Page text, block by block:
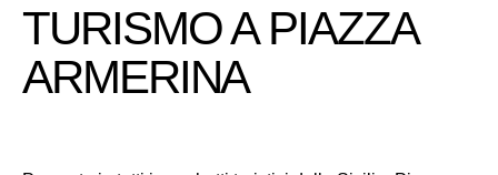
TURISMO A PIAZZA
ARMERINA